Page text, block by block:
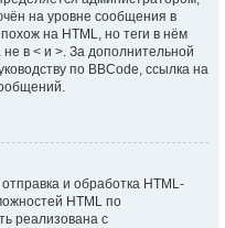
на уровне сообщения в
на HTML, но теги в нём
в < и >. За дополнительной
по BBCode, ссылка на
и обработка HTML-
HTML по
реализована с